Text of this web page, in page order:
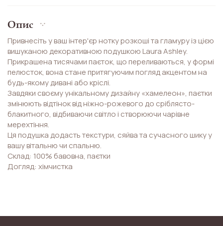
Опис
Привнесіть у ваш інтер'єр нотку розкоші та гламуру із цією
вишуканою декоративною подушкою Laura Ashley.
Прикрашена тисячами паєток, що переливаються, у формі
пелюсток, вона стане притягуючим погляд акцентом на
будь-якому дивані або кріслі.
Завдяки своєму унікальному дизайну «хамелеон», паєтки
змінюють відтінок від ніжно-рожевого до сріблясто-
блакитного, відбиваючи світло і створюючи чарівне
мерехтіння.
Ця подушка додасть текстури, сяйва та сучасного шику у
вашу вітальню чи спальню.
Склад: 100% бавовна, паєтки
Догляд: хімчистка